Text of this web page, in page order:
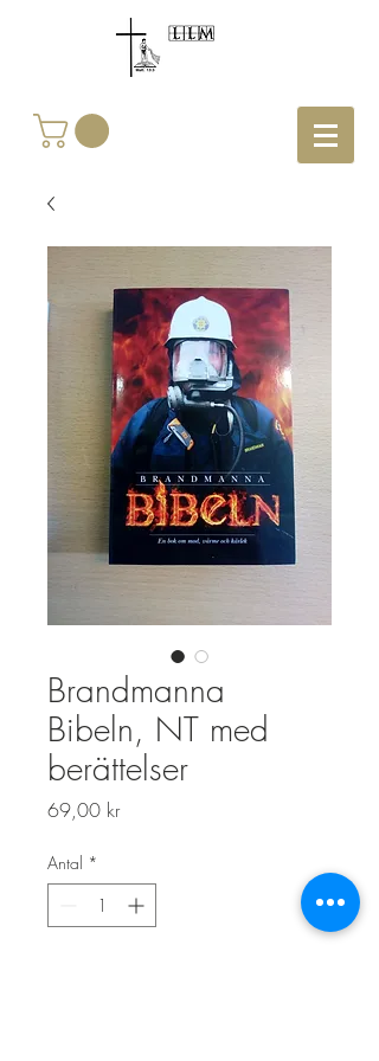
Brandmanna
Bibeln, NT med
berättelser
69,00 krPris
Antal *